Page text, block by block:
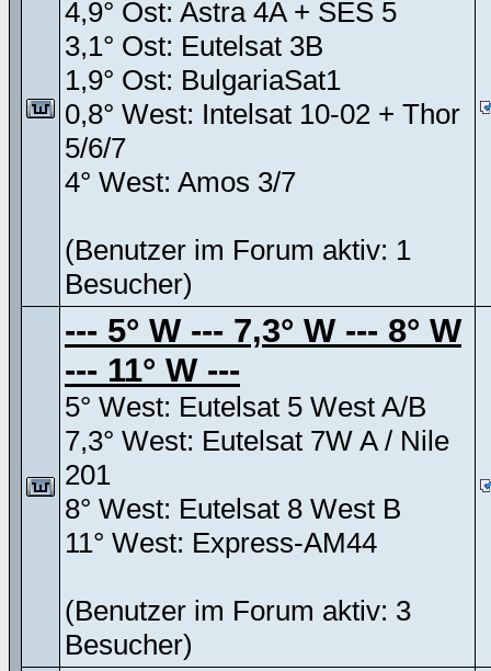
4,9° Ost: Astra 4A + SES 5
3,1° Ost: Eutelsat 3B
1,9° Ost: BulgariaSat1
0,8° West: Intelsat 10-02 + Thor
5/6/7
4° West: Amos 3/7
(Benutzer im Forum aktiv: 1
Besucher)
--- 5° W --- 7,3° W --- 8° W
--- 11° W ---
5° West: Eutelsat 5 West A/B
7,3° West: Eutelsat 7W A / Nile
201
8° West: Eutelsat 8 West B
11° West: Express-AM44
(Benutzer im Forum aktiv: 3
Besucher)